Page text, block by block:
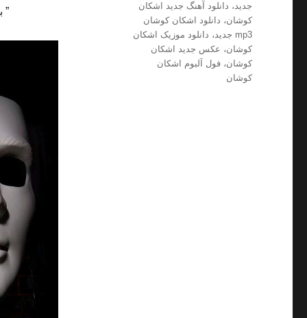
”
جدید، دانلود آهنگ جدید اشکان
کوشان، دانلود اشکان کوشان
mp3 جدید
، دانلود موزیک اشکان
کوشان، عکس جدید اشکان
کوشان،فول آلبوم اشکان
کوشان